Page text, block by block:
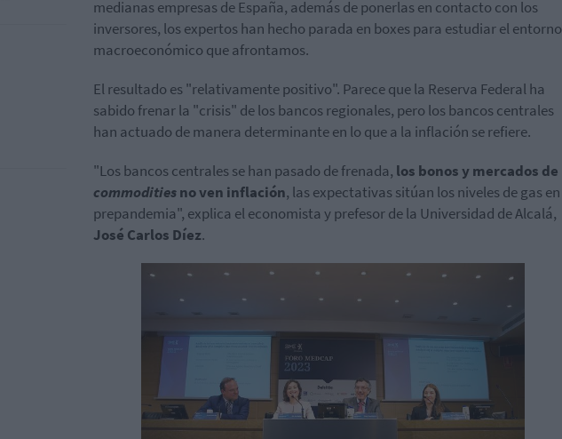
medianas empresas de España, además de ponerlas en contacto con los
inversores, los expertos han hecho parada en boxes para estudiar el entorno
macroeconómico que afrontamos.
El resultado es "relativamente positivo". Parece que la Reserva Federal ha
sabido frenar la "crisis" de los bancos regionales, pero los bancos centrales
han actuado de manera determinante en lo que a la inflación se refiere.
"Los bancos centrales se han pasado de frenada, los bonos y mercados de
commoditiesno ven inflación, las expectativas sitúan los niveles de gas en
prepandemia", explica el economista y prefesor de la Universidad de Alcalá,
José Carlos Díez.